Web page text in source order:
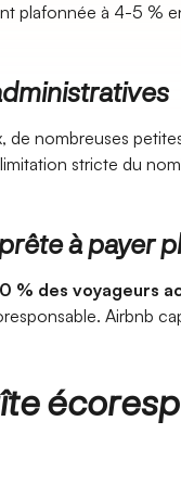
plafonnée à 4-5 %
de nombreuses
stricte du
à payer
% des voyageurs
Airbnb